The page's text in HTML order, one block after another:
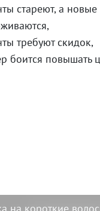
стареют, а новые
требуют скидок,
боится повышать